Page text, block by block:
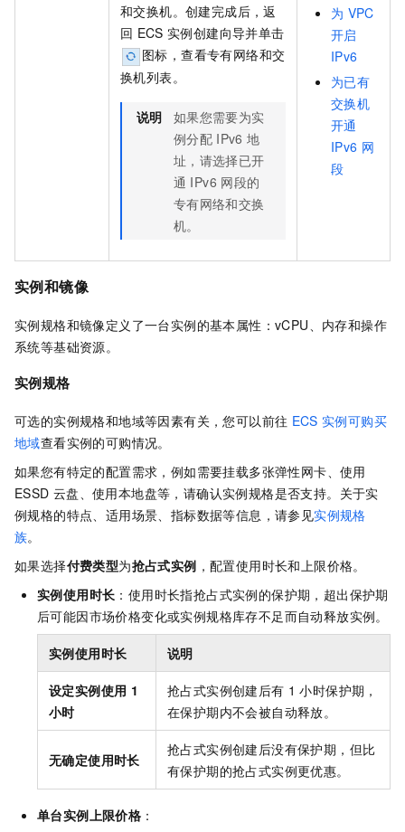
和交换机。创建完成后，返
回 ECS 实例创建向导并单击
图标，查看专有网络和交
换机列表。
说明
如果您需要为实
例分配 IPv6 地
址，请选择已开
通 IPv6 网段的
专有网络和交换
机。
为 VPC
开启
IPv6
为已有
交换机
开通
IPv6 网
段
实例和镜像
实例规格和镜像定义了一台实例的基本属性：vCPU、内存和操作
系统等基础资源。
实例规格
可选的实例规格和地域等因素有关，您可以前往 ECS 实例可购买
地域查看实例的可购情况。
如果您有特定的配置需求，例如需要挂载多张弹性网卡、使用
ESSD 云盘、使用本地盘等，请确认实例规格是否支持。关于实
例规格的特点、适用场景、指标数据等信息，请参见实例规格
族。
如果选择付费类型为抢占式实例 ，配置使用时长和上限价格。
实例使用时长 ：使用时长指抢占式实例的保护期，超出保护期
后可能因市场价格变化或实例规格库存不足而自动释放实例。
实例使用时长 说明
设定实例使用 1
小时
抢占式实例创建后有 1 小时保护期，
在保护期内不会被自动释放。
无确定使用时长
抢占式实例创建后没有保护期，但比
有保护期的抢占式实例更优惠。
单台实例上限价格 ：